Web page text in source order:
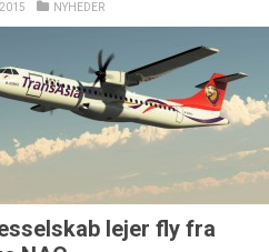
NYHEDER
lejer fly fra